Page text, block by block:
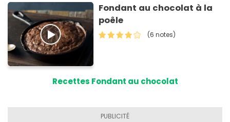
Fondant au chocolat à la
poêle
(6 notes)
Recettes Fondant au chocolat